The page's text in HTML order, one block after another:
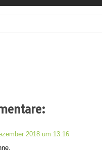
2018 um 13:16